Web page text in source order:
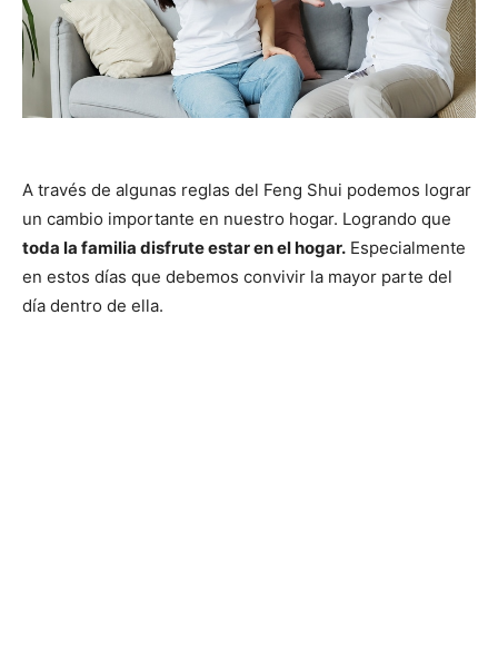
A través de algunas reglas del Feng Shui podemos lograr
un cambio importante en nuestro hogar. Logrando que
toda la familia disfrute estar en el hogar. Especialmente
en estos días que debemos convivir la mayor parte del
día dentro de ella.